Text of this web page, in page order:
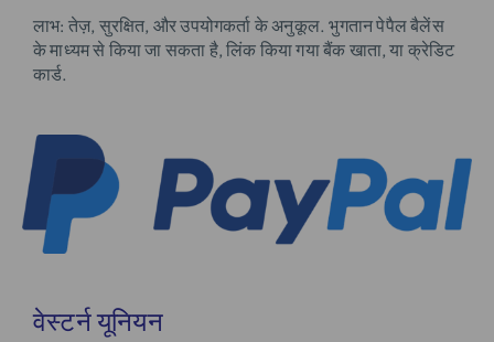
लाभ: तेज़, सुरक्षित, और उपयोगकर्ता के अनुकूल. भुगतान पेपैल बैलेंस
के माध्यम से किया जा सकता है, लिंक किया गया बैंक खाता, या क्रेडिट
कार्ड.
वेस्टर्न यूनियन